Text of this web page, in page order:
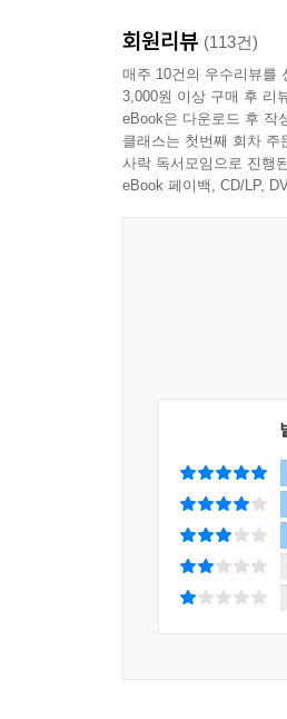
회원리뷰 (113건)
매주 10건의 우수리뷰를
3,000원 이상 구매 후 리
eBook은 다운로드 후 작
클래스는 첫번째 회차
사락 독서모임으로 진행
eBook 페이백, CD/LP,